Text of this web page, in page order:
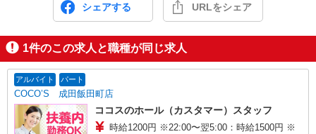
シェアする URLをシェア
1件のこの求人と職種が同じ求人
アルバイト パート
COCO’S 成田飯田町店
ココスのホール（カスタマー）スタッフ
時給1200円 ※22:00〜翌5:00：時給1500円 ※